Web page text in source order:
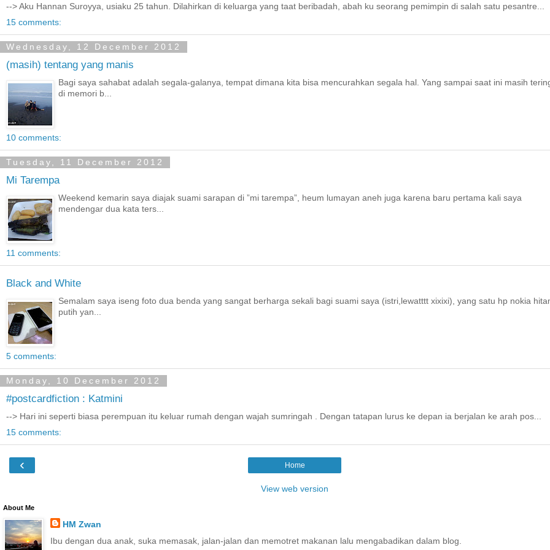
--> Aku Hannan Suroyya, usiaku 25 tahun. Dilahirkan di keluarga yang taat beribadah, abah ku seorang pemimpin di salah satu pesantre...
15 comments:
Wednesday, 12 December 2012
(masih) tentang yang manis
Bagi saya sahabat adalah segala-galanya, tempat dimana kita bisa mencurahkan segala hal. Yang sampai saat ini masih
di memori b...
10 comments:
Tuesday, 11 December 2012
Mi Tarempa
Weekend kemarin saya diajak suami sarapan di ”mi tarempa”, heum lumayan aneh juga karena baru pertama kali saya
mendengar dua kata ters...
11 comments:
Black and White
Semalam saya iseng foto dua benda yang sangat berharga sekali bagi suami saya (istri,lewatttt xixixi), yang satu hp nokia
putih yan...
5 comments:
Monday, 10 December 2012
#postcardfiction : Katmini
--> Hari ini seperti biasa perempuan itu keluar rumah dengan wajah sumringah . Dengan tatapan lurus ke depan ia berjalan ke arah pos...
15 comments:
‹ Home
View web version
About Me
HM Zwan
Ibu dengan dua anak, suka memasak, jalan-jalan dan memotret makanan lalu mengabadikan dalam blog.